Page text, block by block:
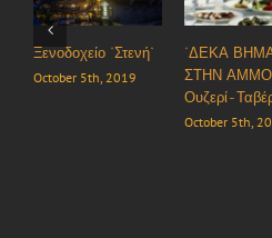
Ξενοδοχείο “Στενή”
October 5th, 2019
“ΔΕΚΑ ΒΗΜΑΤΑ
ΣΤΗΝ ΑΜΜΟ”
Ουζερί-Ταβέρνα
October 5th, 2019